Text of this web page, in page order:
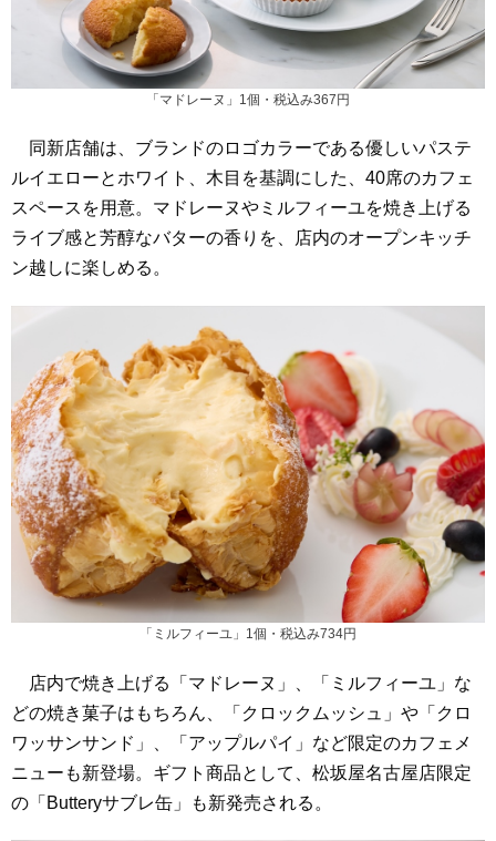
「マドレーヌ」1個・税込み367円
同新店舗は、ブランドのロゴカラーである優しいパステ
ルイエローとホワイト、木目を基調にした、40席のカフェ
スペースを用意。マドレーヌやミルフィーユを焼き上げる
ライブ感と芳醇なバターの香りを、店内のオープンキッチ
ン越しに楽しめる。
「ミルフィーユ」1個・税込み734円
店内で焼き上げる「マドレーヌ」、「ミルフィーユ」な
どの焼き菓子はもちろん、「クロックムッシュ」や「クロ
ワッサンサンド」、「アップルパイ」など限定のカフェメ
ニューも新登場。ギフト商品として、松坂屋名古屋店限定
の「Butteryサブレ缶」も新発売される。